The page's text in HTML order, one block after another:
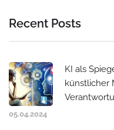
Recent Posts
KI als
künstlicher
05.04.2024